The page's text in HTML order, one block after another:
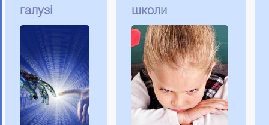
галузі
школи